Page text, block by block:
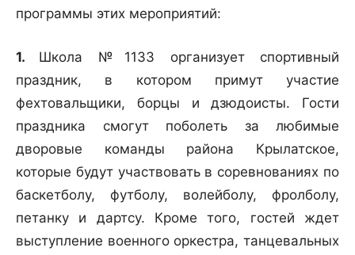
программы этих мероприятий:
1. Школа №1133 организует спортивный
праздник, в котором примут участие
фехтовальщики, борцы и дзюдоисты. Гости
праздника смогут поболеть за любимые
дворовые команды района Крылатское,
которые будут участвовать в соревнованиях по
баскетболу, футболу, волейболу, фролболу,
петанку и дартсу. Кроме того, гостей ждет
выступление военного оркестра, танцевальных